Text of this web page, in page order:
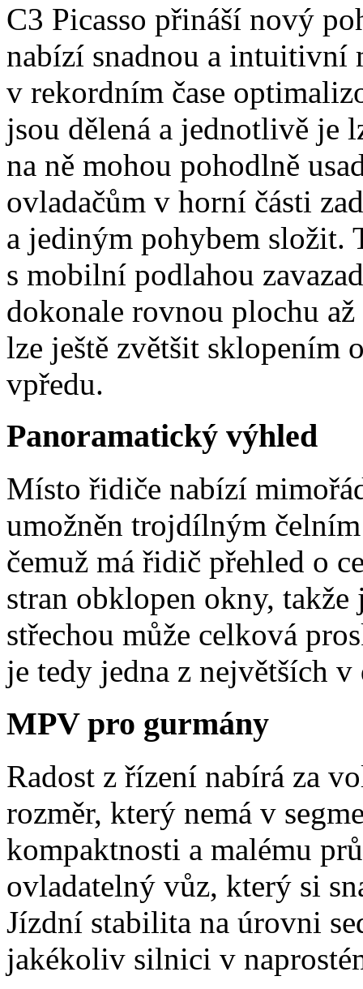
C3 Picasso přináší nový
nabízí snadnou a
v rekordním čase
jsou dělená a jednotlivě je
na ně mohou pohodlně
ovladačům v horní části
a jediným pohybem složit.
s mobilní podlahou
dokonale rovnou plochu
lze ještě zvětšit sklopením
vpředu.
Panoramatický výhled
Místo řidiče nabízí
umožněn trojdílným
čemuž má řidič přehled o
stran obklopen okny,
střechou může celková
je tedy jedna z největších v
MPV pro gurmány
Radost z řízení nabírá za
rozměr, který nemá v
kompaktnosti a malému
ovladatelný vůz, který si
Jízdní stabilita na úrovni
jakékoliv silnici v